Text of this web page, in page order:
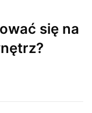
się na